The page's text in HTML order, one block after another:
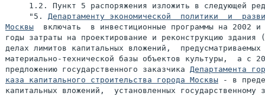
1.2. Пункт 5 распоряжения изложить в следующей
     "5.
Департаменту экономической  политики  и
Москвы
включать  в инвестиционные программы на 2002 и
годы затраты на проектирование и реконструкцию
делах лимитов капитальных вложений,  предусматриваемых
материально-технической базы объектов культуры,  а с
предложению государственного заказчика Департамента
каза капитального строительства города Москвы - в
капитальных вложений,  установленных государственному